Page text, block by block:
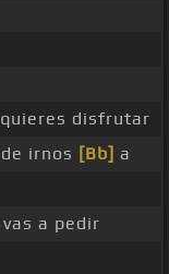
disfrutar
irnos [Bb] a
a pedir